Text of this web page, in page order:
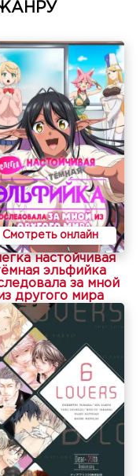
Смотреть онлайн
настойчивая
эльфийка
за мной
другого мира